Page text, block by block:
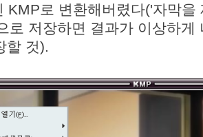
KMP로 변환해버렸다('자막
로 저장하면 결과가 이상하게
할 것).